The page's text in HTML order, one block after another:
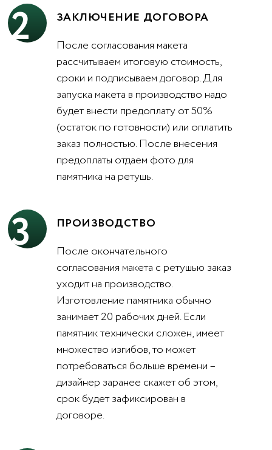
2
ЗАКЛЮЧЕНИЕ ДОГОВОРА
После согласования макета
рассчитываем итоговую стоимость,
сроки и подписываем договор. Для
запуска макета в производство надо
будет внести предоплату от 50%
(остаток по готовности) или оплатить
заказ полностью. После внесения
предоплаты отдаем фото для
памятника на ретушь.
3
ПРОИЗВОДСТВО
После окончательного
согласования макета с ретушью заказ
уходит на производство.
Изготовление памятника обычно
занимает 20 рабочих дней. Если
памятник технически сложен, имеет
множество изгибов, то может
потребоваться больше времени –
дизайнер заранее скажет об этом,
срок будет зафиксирован в
договоре.